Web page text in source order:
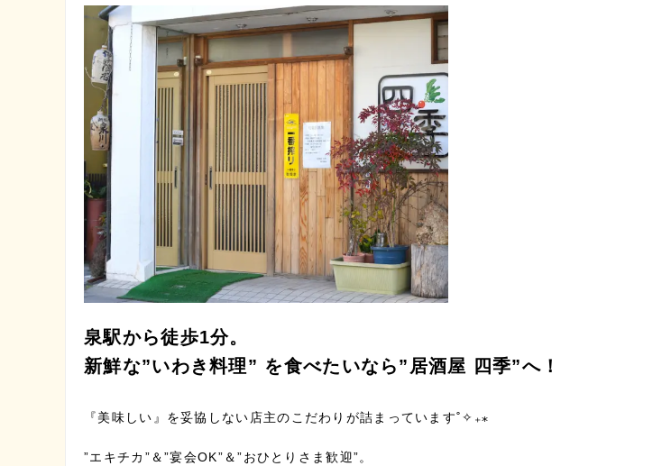
泉駅から徒歩1分。
新鮮な”いわき料理” を食べたいなら”居酒屋 四季”へ！
『美味しい』を妥協しない店主のこだわりが詰まっています˚✧₊⁎
”エキチカ”＆”宴会OK”＆”おひとりさま歓迎”。